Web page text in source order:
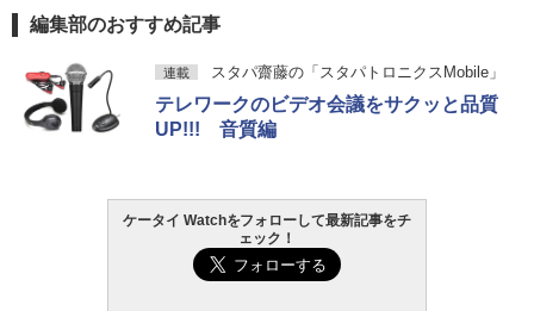
編集部のおすすめ記事
連載 スタパ齋藤の「スタパトロニクスMobile」
テレワークのビデオ会議をサクッと品質
UP!!! 音質編
ケータイ Watchをフォローして最新記事をチ
ェック！